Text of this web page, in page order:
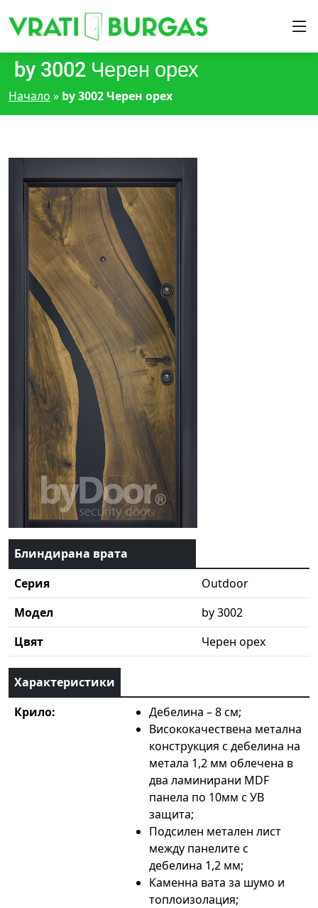
by 3002 Черен орех
Начало » by 3002 Черен орех
Блиндирана врата
Серия
Outdoor
Модел
by 3002
Цвят
Черен орех
Характеристики
Крило:
Дебелина – 8 см;
Висококачествена метална
конструкция с дебелина на
метала 1,2 мм облечена в
два ламинирани MDF
панела по 10мм с УВ
защита;
Подсилен метален лист
между панелите с
дебелина 1,2 мм;
Каменна вата за шумо и
топлоизолация;